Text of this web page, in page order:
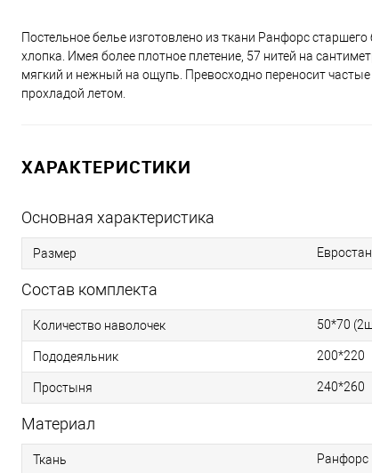
Постельное белье изготовлено из ткани Ранфорс
хлопка. Имея более плотное плетение, 57 нитей на
мягкий и нежный на ощупь. Превосходно переносит
прохладой летом.
ХАРАКТЕРИСТИКИ
Основная характеристика
Размер
Состав комплекта
Количество наволочек 50*70
Пододеяльник 200*220
Простыня 240*260
Материал
Ткань Ранфорс